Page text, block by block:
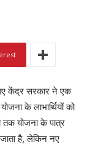
केंद्र सरकार ने एक
के लाभार्थियों को
तक योजना के पात्र
जाता है, लेकिन नए